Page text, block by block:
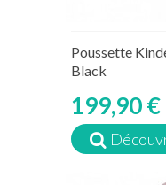
Poussette
Black
199,90 €